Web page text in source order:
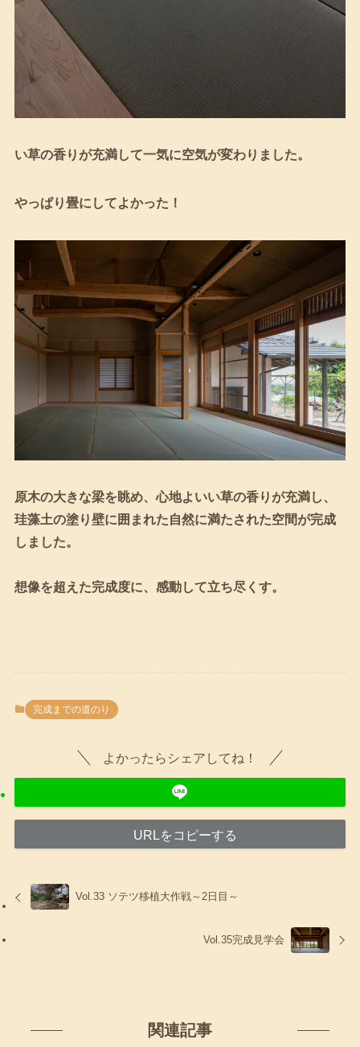
い草の香りが充満して一気に空気が変わりました。
やっぱり畳にしてよかった！
原木の大きな梁を眺め、心地よいい草の香りが充満し、
珪藻土の塗り壁に囲まれた自然に満たされた空間が完成
しました。
想像を超えた完成度に、感動して立ち尽くす。
完成までの道のり
よかったらシェアしてね！
URLをコピーする
Vol.33 ソテツ移植大作戦～2日目～
Vol.35完成見学会
関連記事